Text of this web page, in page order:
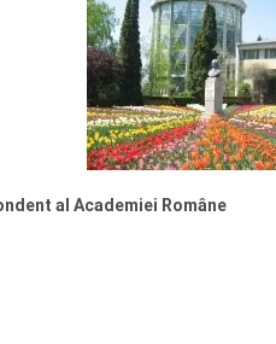
al Academiei Române